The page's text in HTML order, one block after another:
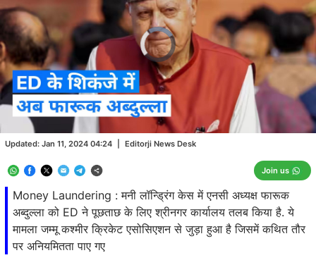
Money Laundering : मनी लॉन्ड्रिंग केस में एनसी अध्यक्ष फारूक
अब्दुल्ला को ED ने पूछताछ के लिए श्रीनगर कार्यालय तलब किया है. ये
मामला जम्मू कश्मीर क्रिकेट एसोसिएशन से जुड़ा हुआ है जिसमें कथित तौर
पर अनियमितता पाए गए
Updated: Jan 11, 2024 04:24 Editorji News Desk
Join us
Video
Player
is
loading.
Unmute
Loaded: